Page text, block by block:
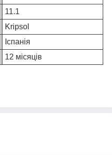
11.1
Kripsol
Іспанія
12 місяців